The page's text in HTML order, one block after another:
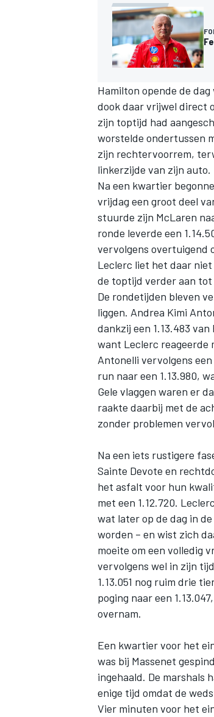
Hamilton opende de
dook daar vrijwel direct
zijn toptijd had
worstelde ondertussen
zijn rechtervoorrem,
linkerzijde van zijn auto.
Na een kwartier
vrijdag een groot deel
stuurde zijn McLaren
ronde leverde een
vervolgens overtuigend
Leclerc liet het daar
de toptijd verder aan tot
De rondetijden bleven
liggen. Andrea Kimi
dankzij een 1.13.483
want Leclerc reageerde
Antonelli vervolgens
run naar een 1.13.980,
Gele vlaggen waren er
raakte daarbij met de
zonder problemen
Na een iets rustigere
Sainte Devote en
het asfalt voor hun
met een 1.12.720.
wat later op de dag in
worden – en wist zich
moeite om een volledig
vervolgens wel in zijn
1.13.051 nog ruim drie
poging naar een
overnam.
Een kwartier voor het
was bij Massenet
ingehaald. De marshals
enige tijd omdat de
Vier minuten voor het